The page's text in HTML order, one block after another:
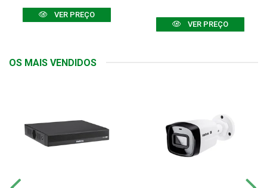
VER PREÇO
VER PREÇO
OS MAIS VENDIDOS